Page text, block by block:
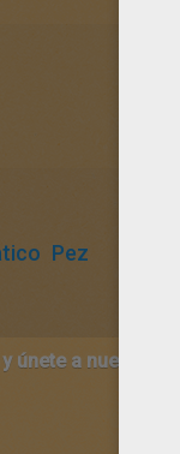
Pez
únete a nuestro